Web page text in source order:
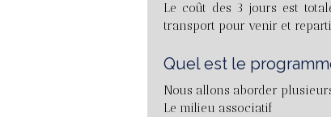
Le coût des 3 jours est
transport pour venir et
Quel est le
Nous allons aborder
Le milieu associatif